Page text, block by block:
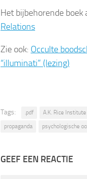
Het bijbehorende boek
Relations
Zie ook: Occulte
“illuminati” (lezing)
Tags: .pdf A.K. Rice Institute
propaganda
psychologische
GEEF EEN REACTIE